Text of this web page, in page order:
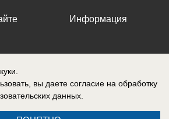
Информация
СМИ: ЭЛ № ФС 77 – 86242, выдано
коммуникаций (Роскомнадзор) 10 ноября 2023
вы даете согласие на обработку
данных.